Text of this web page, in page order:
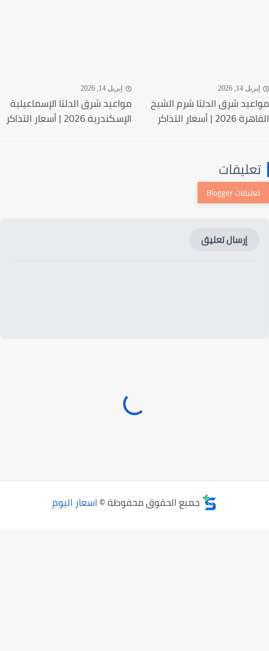
14, 2026
شرق الدلتا شرم الشيخ
| أسعار التذاكر
إبريل 14, 2026
مواعيد شرق الدلتا الإسماعيلية
الإسكندرية 2026 | أسعار التذاكر
إرسال تعليق
جميع الحقوق محفوظة ©اسعار اليوم